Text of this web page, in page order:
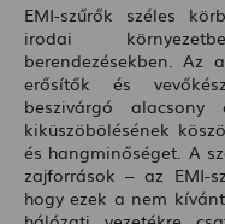
EMI-szűrők széles
irodai
berendezésekben. Az
erősítők és
beszivárgó
kiküszöbölésének
és hangminőséget. A
zajforrások – az EMI-
hogy ezek a nem